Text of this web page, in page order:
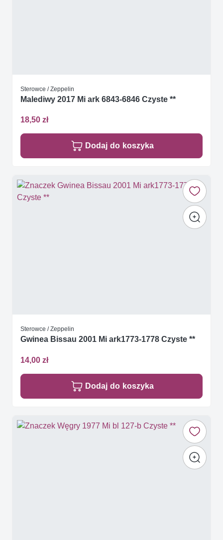
Sterowce / Zeppelin
Malediwy 2017 Mi ark 6843-6846 Czyste **
18,50 zł
Dodaj do koszyka
Sterowce / Zeppelin
Gwinea Bissau 2001 Mi ark1773-1778 Czyste **
14,00 zł
Dodaj do koszyka